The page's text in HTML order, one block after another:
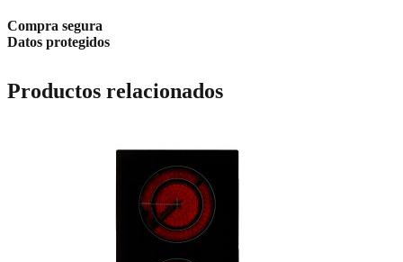
Compra segura
Datos protegidos
Productos relacionados